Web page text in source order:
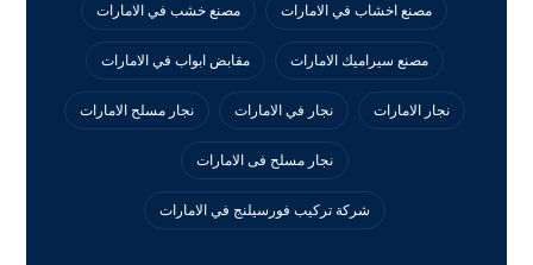
مصنع اخشاب في الامارات مصنع خشب في الامارات
مصنع سيراميك الامارات مقابض ابواب في الامارات
نجار الامارات نجار في الامارات نجار مسلح الامارات
نجار مسلح فى الامارات
‏شركة تركيب فورسيلنج في الامارات